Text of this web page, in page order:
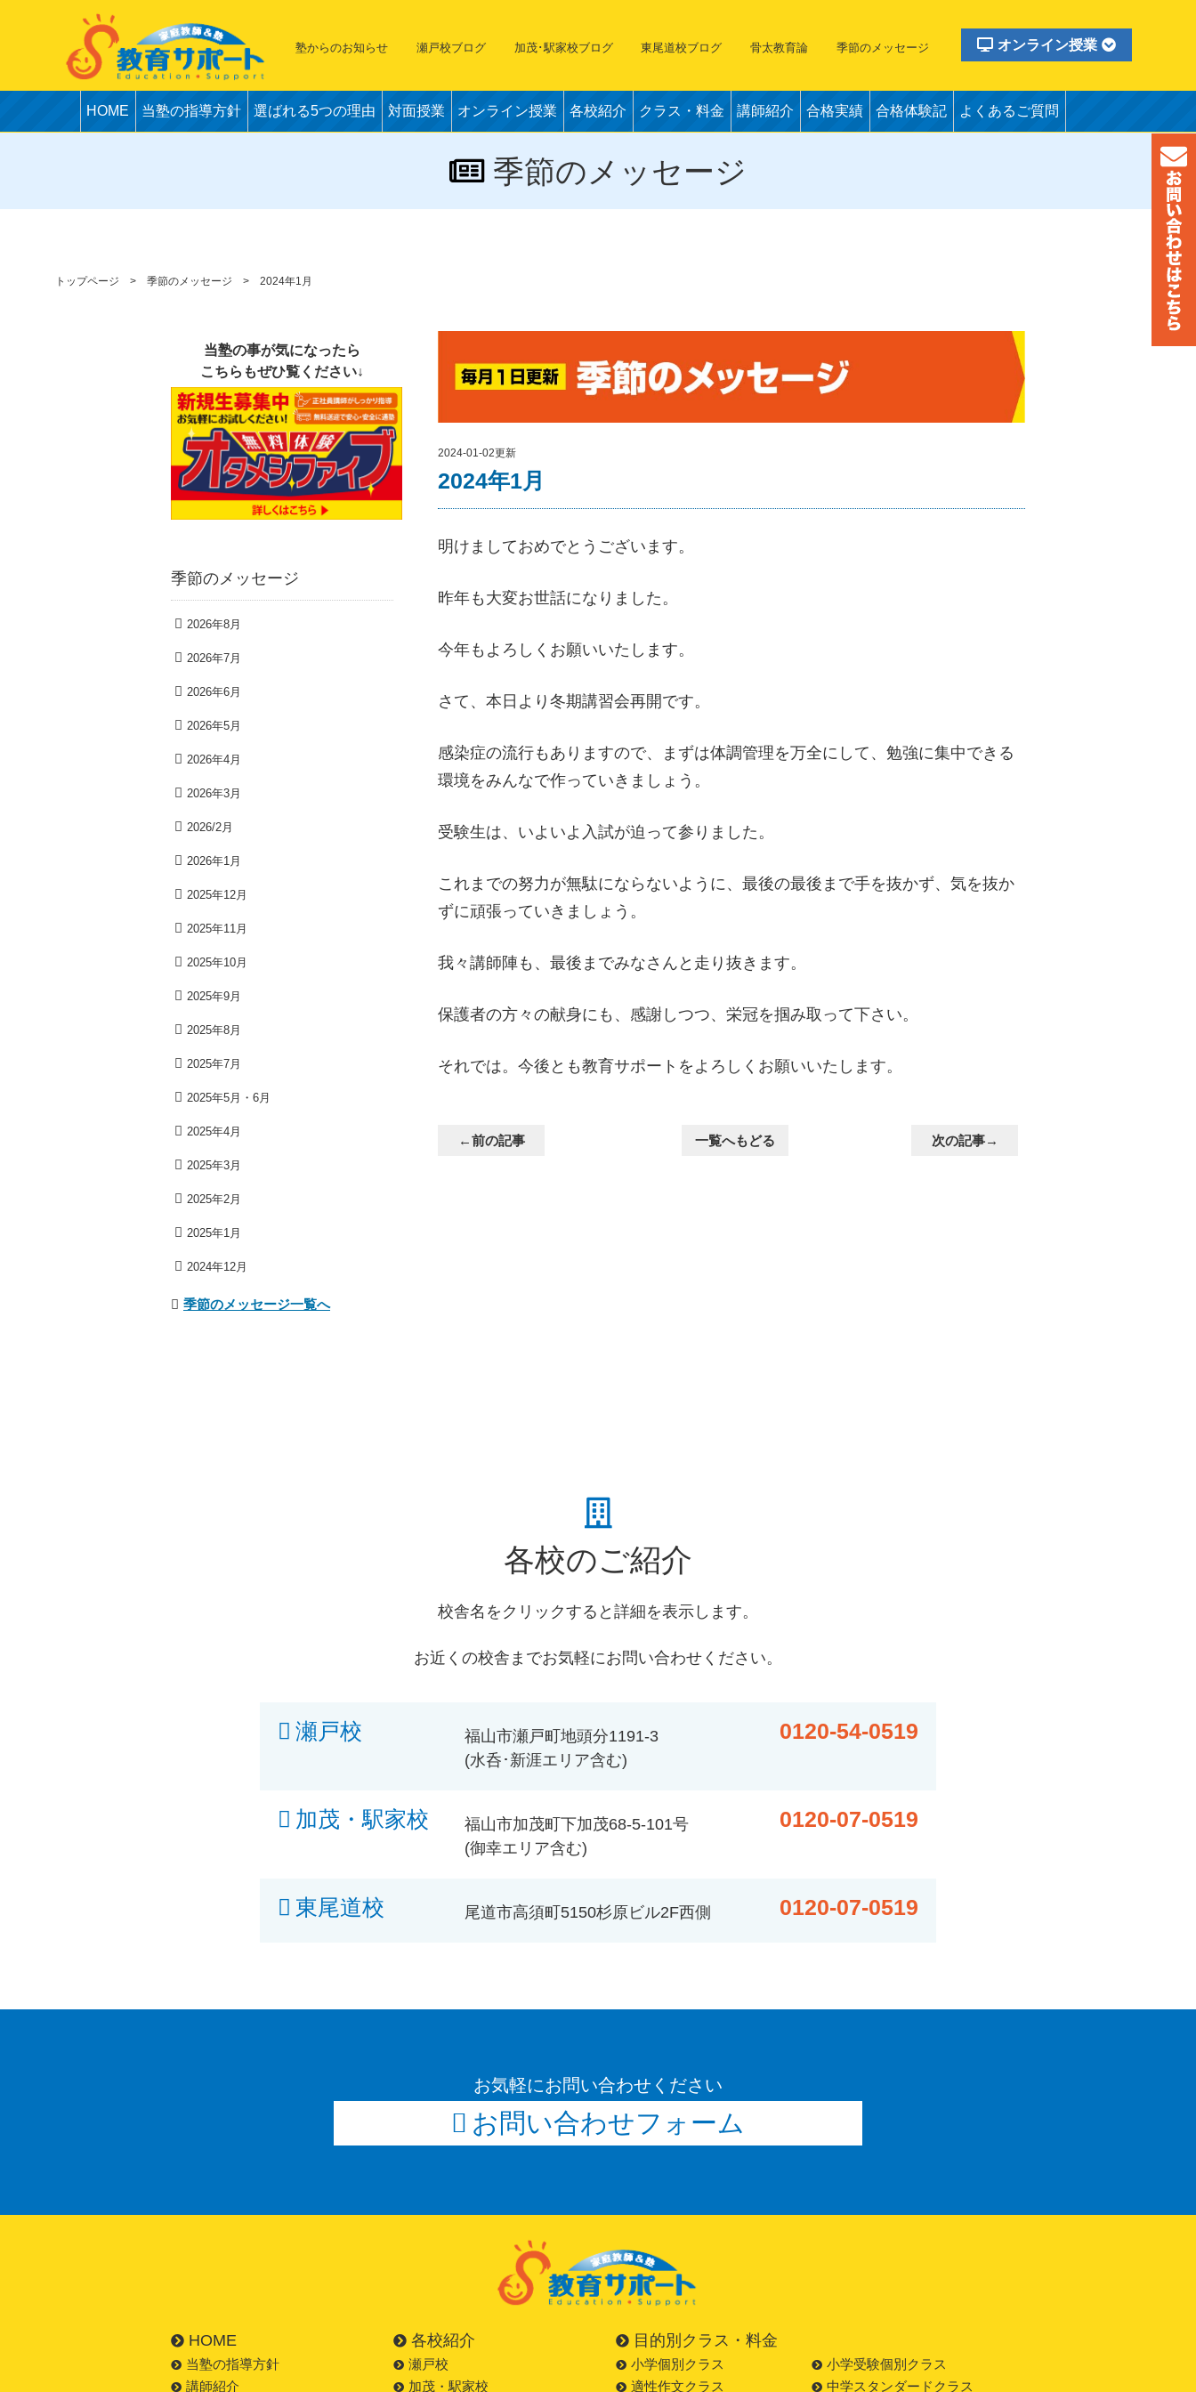
オンライン授業
塾からのお知らせ 瀬戸校ブログ 加茂･駅家校ブログ 東尾道校ブログ 骨太教育論 季節のメッセージ
HOME 当塾の指導方針 選ばれる5つの理由 対面授業 オンライン授業 各校紹介 クラス・料金 講師紹介 合格実績 合格体験記 よくあるご質問
季節のメッセージ
トップページ 季節のメッセージ 2024年1月
2024-01-02更新
2024年1月
明けましておめでとうございます。
昨年も大変お世話になりました。
今年もよろしくお願いいたします。
さて、本日より冬期講習会再開です。
感染症の流行もありますので、まずは体調管理を万全にして、勉強に集中できる
環境をみんなで作っていきましょう。
受験生は、いよいよ入試が迫って参りました。
これまでの努力が無駄にならないように、最後の最後まで手を抜かず、気を抜か
ずに頑張っていきましょう。
我々講師陣も、最後までみなさんと走り抜きます。
保護者の方々の献身にも、感謝しつつ、栄冠を掴み取って下さい。
それでは。今後とも教育サポートをよろしくお願いいたします。
←前の記事 一覧へもどる 次の記事→
当塾の事が気になったら
こちらもぜひ覧ください↓
季節のメッセージ
2026年8月
2026年7月
2026年6月
2026年5月
2026年4月
2026年3月
2026/2月
2026年1月
2025年12月
2025年11月
2025年10月
2025年9月
2025年8月
2025年7月
2025年5月・6月
2025年4月
2025年3月
2025年2月
2025年1月
2024年12月
季節のメッセージ一覧へ
各校のご紹介
校舎名をクリックすると詳細を表示します。
お近くの校舎までお気軽にお問い合わせください。
瀬戸校
福山市瀬戸町地頭分1191-3
(水呑･新涯エリア含む)
0120-54-0519
加茂・駅家校
福山市加茂町下加茂68-5-101号
(御幸エリア含む)
0120-07-0519
東尾道校 尾道市高須町5150杉原ビル2F西側 0120-07-0519
お気軽にお問い合わせください
お問い合わせフォーム
HOME
当塾の指導方針
講師紹介
各校紹介
瀬戸校
加茂・駅家校
目的別クラス・料金
小学個別クラス
小学受験個別クラス
適性作文クラス
中学スタンダードクラス